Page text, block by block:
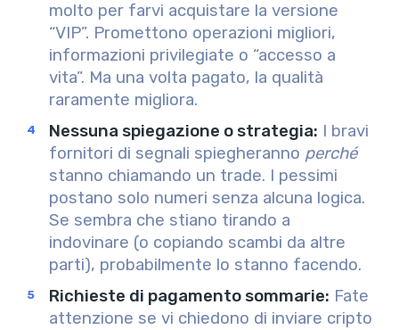
molto per farvi acquistare la versione
“VIP”. Promettono operazioni migliori,
informazioni privilegiate o “accesso a
vita”. Ma una volta pagato, la qualità
raramente migliora.
Nessuna spiegazione o strategia: I bravi
fornitori di segnali spiegheranno perché
stanno chiamando un trade. I pessimi
postano solo numeri senza alcuna logica.
Se sembra che stiano tirando a
indovinare (o copiando scambi da altre
parti), probabilmente lo stanno facendo.
Richieste di pagamento sommarie: Fate
attenzione se vi chiedono di inviare cripto